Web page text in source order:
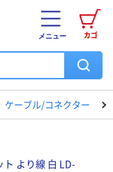
カゴ
メニュー
ケーブル/コネクター
より線 白 LD-